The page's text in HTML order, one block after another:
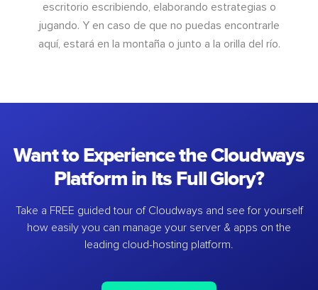
escritorio escribiendo, elaborando estrategias o
jugando. Y en caso de que no puedas encontrarle
aquí, estará en la montaña o junto a la orilla del río.
Want to Experience the Cloudways
Platform in Its Full Glory?
Take a FREE guided tour of Cloudways and see for yourself
how easily you can manage your server & apps on the
leading cloud-hosting platform.